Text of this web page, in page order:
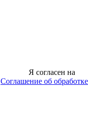
Я согласен на
Соглашение об обработке